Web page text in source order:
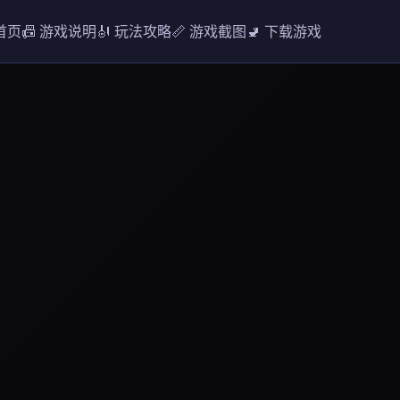
页📠 游戏说明🎻 玩法攻略📏 游戏截图🚽 下载游戏